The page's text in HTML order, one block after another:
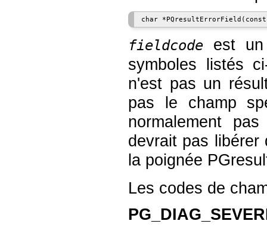
fieldcode est
symboles listés
n'est pas un
pas le champ
normalement
devrait pas libérer
la poignée
Les codes de